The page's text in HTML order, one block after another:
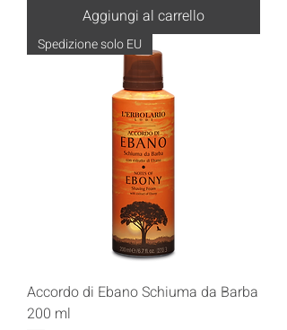
Aggiungi al carrello
Spedizione solo EU
Accordo di Ebano Schiuma da Barba
200 ml